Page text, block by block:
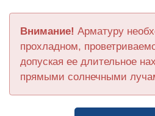
Внимание! Арматуру
прохладном,
допуская ее длительное
прямыми солнечными